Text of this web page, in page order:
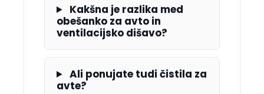
Kakšna je razlika med
obešanko za avto in
ventilacijsko dišavo?
Ali ponujate tudi čistila za
avte?